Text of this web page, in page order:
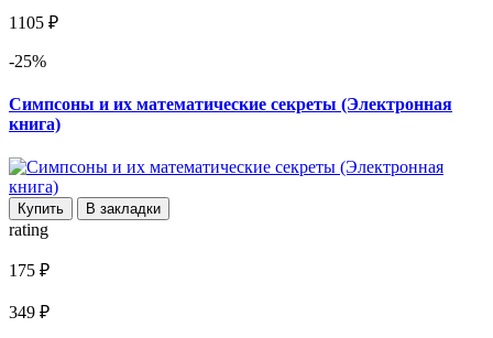
1105 ₽
-25%
Симпсоны и их математические секреты (Электронная
книга)
Купить В закладки
rating
175 ₽
349 ₽